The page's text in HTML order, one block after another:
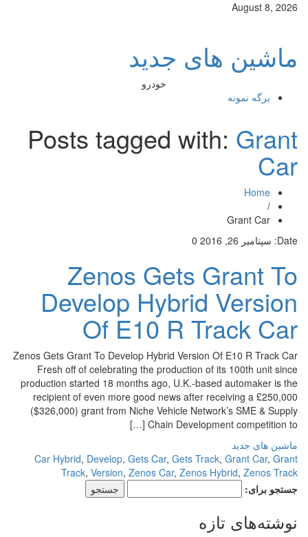
August 8, 2026
ماشین های جدید
خودرو
برگه نمونه
Posts tagged with:Grant
Car
Home
/
Grant Car
Date: سپتامبر 26, 2016 0
Zenos Gets Grant To
Develop Hybrid Version
Of E10 R Track Car
Zenos Gets Grant To Develop Hybrid Version Of E10 R Track Car
Fresh off of celebrating the production of its 100th unit since
production started 18 months ago, U.K.-based automaker is the
recipient of even more good news after receiving a £250,000
($326,000) grant from Niche Vehicle Network’s SME & Supply
Chain Development competition to […]
ماشین های جدید
Car Hybrid,Develop,Gets Car,Gets Track,Grant Car,Grant
Track,Version,Zenos Car,Zenos Hybrid,Zenos Track
جستجو برای:
نوشته‌های تازه